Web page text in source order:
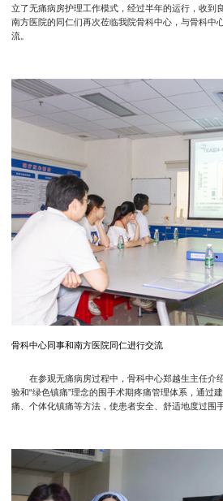
立了无痛病房护理工作模式，经过半年的运行，收到
南方医院的同仁们再次莅临我院骨科中心，与骨科中
流。
骨科中心同事和南方医院同仁进行交流
在参观无痛病房过程中，骨科中心郑越生主任介
验和“绿色镇痛”理念的围手术期疼痛管理体系，通过
痛、个体化镇痛等方法，使患者安全、舒适地度过围